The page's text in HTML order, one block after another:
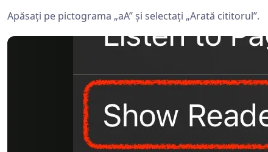
Apăsați pe pictograma „aA” și selectați „Arată cititorul”.